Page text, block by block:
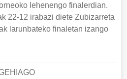
lehenengo finalerdian.
22-12 irabazi diete Zubizarreta
larunbateko finaletan izango